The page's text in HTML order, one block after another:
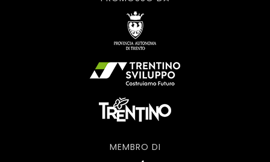
MEMBRO DI